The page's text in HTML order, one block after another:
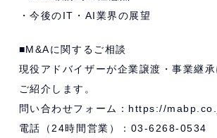
・今後のIT・AI業界の展望
■M&Aに関するご相談
現役アドバイザーが企業譲渡・事業継
ご紹介します。
問い合わせフォーム：https://
電話（24時間営業）：03-6268-0534